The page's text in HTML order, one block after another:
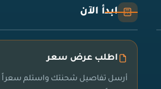
ابدأ الآن
اطلب عرض سعر
أرسل تفاصيل شحنتك واستلم سعراً